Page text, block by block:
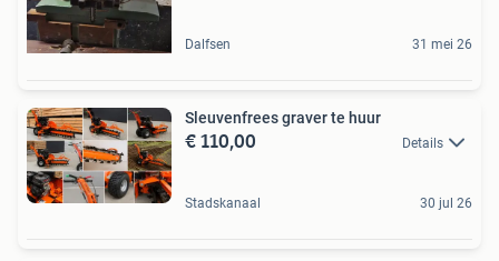
Dalfsen 31 mei 26
Sleuvenfrees graver te huur
€ 110,00 Details
Stadskanaal 30 jul 26